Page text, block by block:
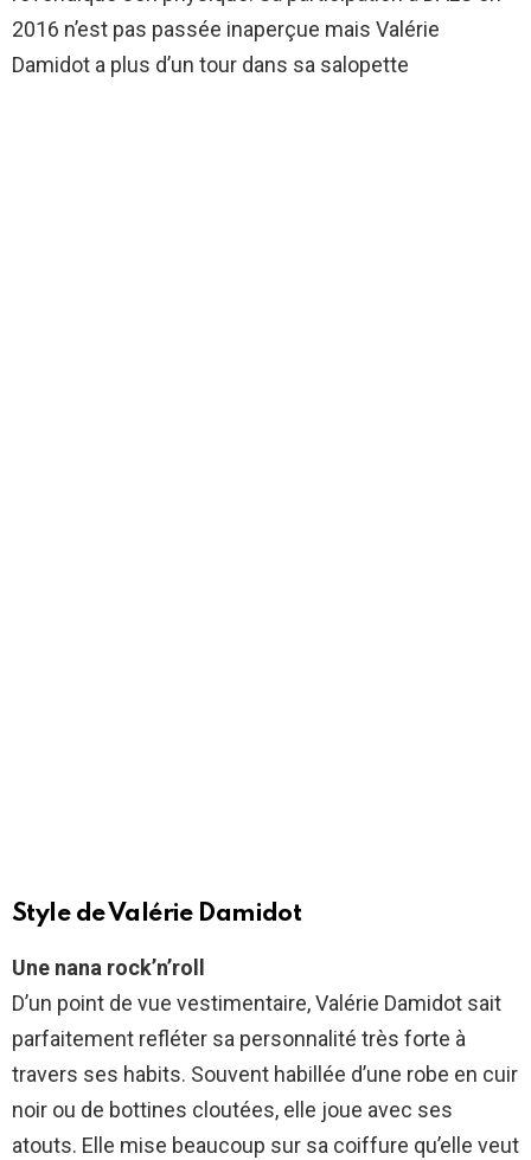
2016 n’est pas passée inaperçue mais Valérie
Damidot a plus d’un tour dans sa salopette
Style de Valérie Damidot
Une nana rock’n’roll
D’un point de vue vestimentaire, Valérie Damidot sait
parfaitement refléter sa personnalité très forte à
travers ses habits. Souvent habillée d’une robe en cuir
noir ou de bottines cloutées, elle joue avec ses
atouts. Elle mise beaucoup sur sa coiffure qu’elle veut